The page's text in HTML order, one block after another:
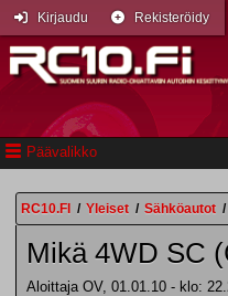
Päävalikko
Kirjaudu Rekisteröidy
RC10.FI / Yleiset / Sähköautot /
Mikä 4WD SC
Aloittaja OV, 01.01.10 - klo: